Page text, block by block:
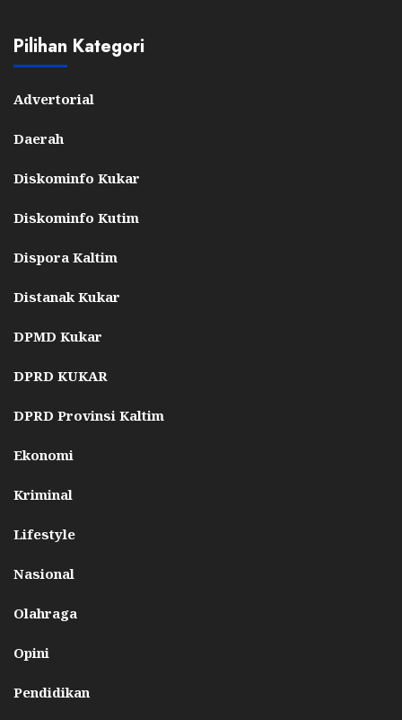
Pilihan Kategori
Advertorial
Daerah
Diskominfo Kukar
Diskominfo Kutim
Dispora Kaltim
Distanak Kukar
DPMD Kukar
DPRD KUKAR
DPRD Provinsi Kaltim
Ekonomi
Kriminal
Lifestyle
Nasional
Olahraga
Opini
Pendidikan